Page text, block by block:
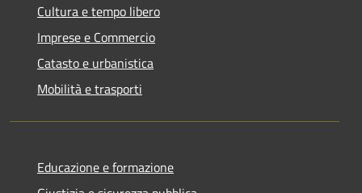
Cultura e tempo libero
Imprese e Commercio
Catasto e urbanistica
Mobilità e trasporti
Educazione e formazione